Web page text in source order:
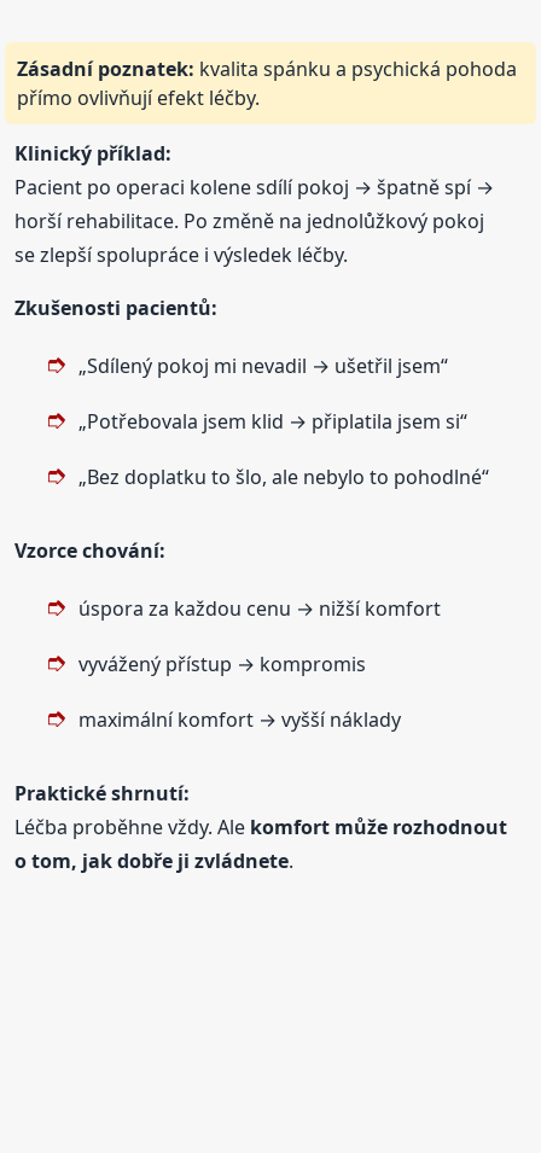
Zásadní poznatek: kvalita spánku a psychická pohoda
přímo ovlivňují efekt léčby.
Klinický příklad:
Pacient po operaci kolene sdílí pokoj → špatně spí →
horší rehabilitace. Po změně na jednolůžkový pokoj
se zlepší spolupráce i výsledek léčby.
Zkušenosti pacientů:
„Sdílený pokoj mi nevadil → ušetřil jsem“
„Potřebovala jsem klid → připlatila jsem si“
„Bez doplatku to šlo, ale nebylo to pohodlné“
Vzorce chování:
úspora za každou cenu → nižší komfort
vyvážený přístup → kompromis
maximální komfort → vyšší náklady
Praktické shrnutí:
Léčba proběhne vždy. Ale komfort může rozhodnout
o tom, jak dobře ji zvládnete.